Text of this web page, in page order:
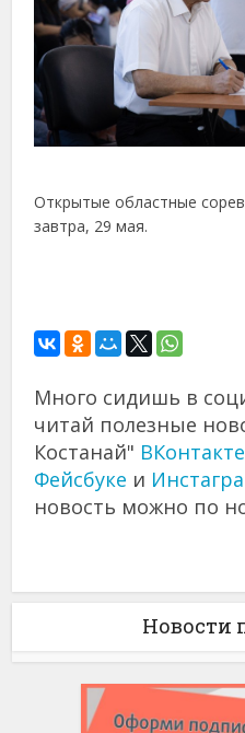
Открытые областные
завтра, 29 мая.
Много сидишь в
читай полезные
Костанай" ВКонтакте
Фейсбуке и
новость можно по
Новости